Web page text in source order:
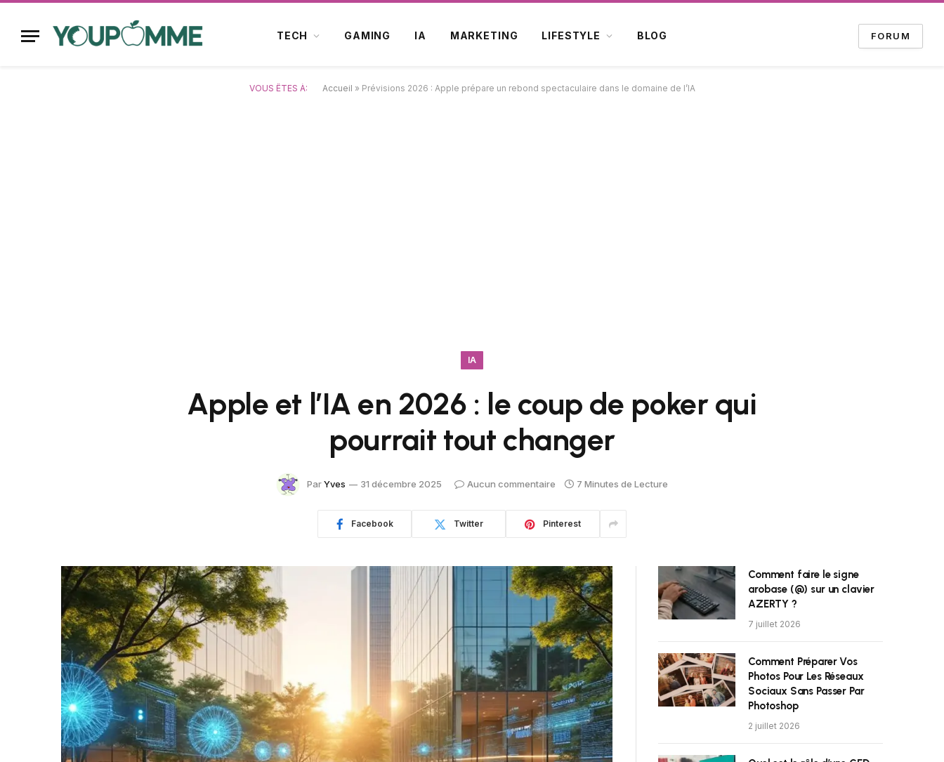
TECH GAMING IA MARKETING LIFESTYLE BLOG FORUM
VOUS ÊTES À: Accueil » Prévisions 2026 : Apple prépare un rebond spectaculaire dans le domaine de l’IA
IA
Apple et l’IA en 2026 : le coup de poker qui
pourrait tout changer
Par Yves 31 décembre 2025 Aucun commentaire 7 Minutes de Lecture
Facebook Twitter Pinterest
Comment faire le signe
arobase (@) sur un clavier
AZERTY ?
7 juillet 2026
Comment Préparer Vos
Photos Pour Les Réseaux
Sociaux Sans Passer Par
Photoshop
2 juillet 2026